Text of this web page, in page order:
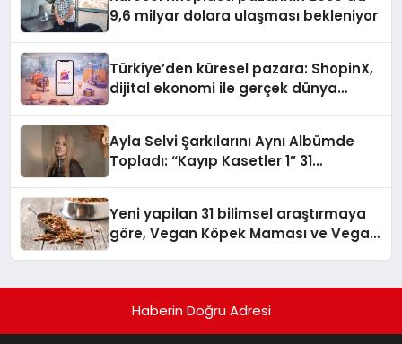
9,6 milyar dolara ulaşması bekleniyor
Türkiye’den küresel pazara: ShopinX,
dijital ekonomi ile gerçek dünya
Ayla Selvi Şarkılarını Aynı Albümde
Topladı: “Kayıp Kasetler 1” 31
Yeni yapilan 31 bilimsel araştırmaya
göre, Vegan Köpek Maması ve Vegan
Haberin Doğru Adresi